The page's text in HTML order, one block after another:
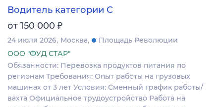
Водитель категории C
от 150 000 ₽
24 июля 2026 Москва
Площадь Революции
ООО "ФУД СТАР"
Обязанности: Перевозка продуктов питания по
регионам Требования: Опыт работы на грузовых
машинах от 3 лет Условия: Сменный график работы/
вахта Официальное трудоустройство Работа на